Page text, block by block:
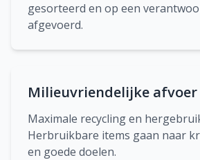
gesorteerd en op een
afgevoerd.
Milieuvriendelijke afvoer
Maximale recycling en
Herbruikbare items gaan naar
en goede doelen.